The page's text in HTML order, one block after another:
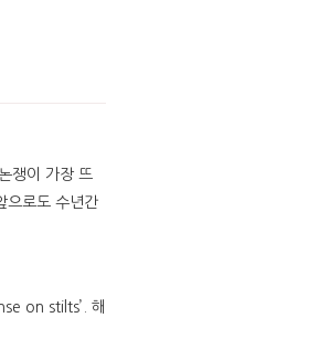
쟁이 가장 뜨
으로도 수년간
on stilts’. 해